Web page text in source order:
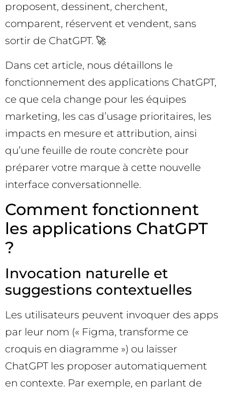
proposent, dessinent, cherchent,
comparent, réservent et vendent, sans
sortir de ChatGPT. 🚀
Dans cet article, nous détaillons le
fonctionnement des applications ChatGPT,
ce que cela change pour les équipes
marketing, les cas d’usage prioritaires, les
impacts en mesure et attribution, ainsi
qu’une feuille de route concrète pour
préparer votre marque à cette nouvelle
interface conversationnelle.
Comment fonctionnent
les applications ChatGPT
?
Invocation naturelle et
suggestions contextuelles
Les utilisateurs peuvent invoquer des apps
par leur nom (« Figma, transforme ce
croquis en diagramme ») ou laisser
ChatGPT les proposer automatiquement
en contexte. Par exemple, en parlant de